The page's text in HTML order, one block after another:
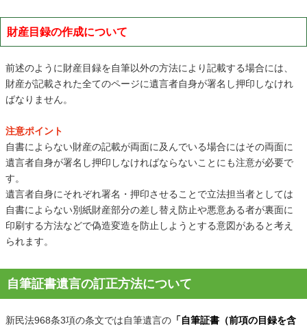
財産目録の作成について
前述のように財産目録を自筆以外の方法により記載する場合には、
財産が記載された全てのページに遺言者自身が署名し押印しなけれ
ばなりません。
注意ポイント
自書によらない財産の記載が両面に及んでいる場合にはその両面に
遺言者自身が署名し押印しなければならないことにも注意が必要で
す。
遺言者自身にそれぞれ署名・押印させることで立法担当者としては
自書によらない別紙財産部分の差し替え防止や悪意ある者が裏面に
印刷する方法などで偽造変造を防止しようとする意図があると考え
られます。
自筆証書遺言の訂正方法について
新民法968条3項の条文では自筆遺言の 「自筆証書（前項の目録を含